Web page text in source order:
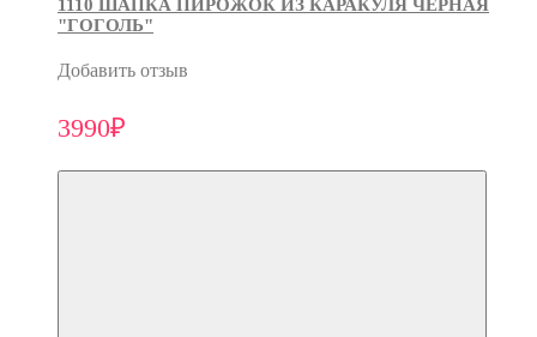
1110 ШАПКА ПИРОЖОК ИЗ КАРАКУЛЯ ЧЕРНАЯ
"ГОГОЛЬ"
Добавить отзыв
3990₽